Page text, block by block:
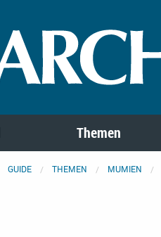
Themen
GUIDE THEMEN MUMIEN